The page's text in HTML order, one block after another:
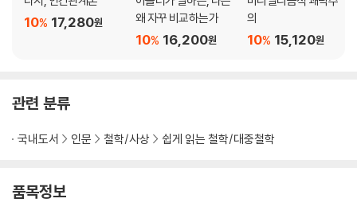
4장 | 예민한 사람을 위한 삶의 기술
예민한 사람이 세상을 힘들게 느끼는 이유 / 섬세한 감각이 삶에 미치는 영
하기
감수성으로 세상을 풍부하게 느끼는 법 / 섬세함을 창조성으로 승화시키
17,280원
10%
왜 자꾸 비교하는가
16,200원
10%
의
15,120원
10%
관련 분류
국내도서 인문 철학/사상 쉽게 읽는 철학/대중철학
품목정보